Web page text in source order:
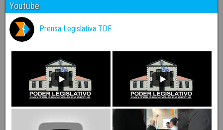
Youtube
Prensa Legislativa TDF